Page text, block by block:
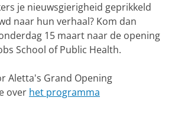
je nieuwsgierigheid geprikkeld
naar hun verhaal? Kom dan
15 maart naar de opening
School of Public Health.
Aletta's Grand Opening
over het programma